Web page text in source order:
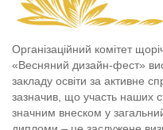
Організаційний комітет
«Весняний дизайн-фест»
закладу освіти за активне
зазначив, що участь наших
значним внеском у